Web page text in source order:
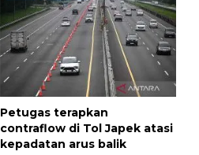
Petugas terapkan
contraflow di Tol Japek atasi
kepadatan arus balik